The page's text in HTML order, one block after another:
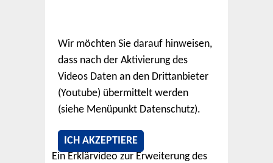
Wir möchten Sie darauf hinweisen,
dass nach der Aktivierung des
Videos Daten an den Drittanbieter
(Youtube) übermittelt werden
(siehe Menüpunkt Datenschutz).
ICH AKZEPTIERE
Ein Erklärvideo zur Erweiterung des